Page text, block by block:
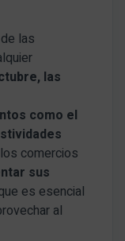
las
las
como el
comercios
sus
es esencial
al